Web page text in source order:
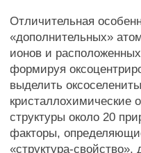
Отличительная
«дополнительных»
ионов и
формируя
выделить
кристаллохимические
структуры около 20
факторы,
«структура-